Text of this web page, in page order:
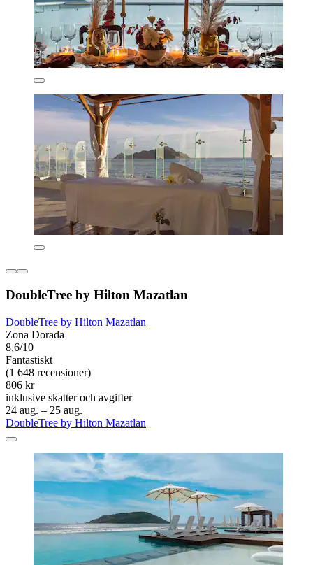
DoubleTree by Hilton Mazatlan
DoubleTree by Hilton Mazatlan
Zona Dorada
8,6/10
Fantastiskt
(1 648 recensioner)
806 kr
inklusive skatter och avgifter
24 aug. – 25 aug.
DoubleTree by Hilton Mazatlan